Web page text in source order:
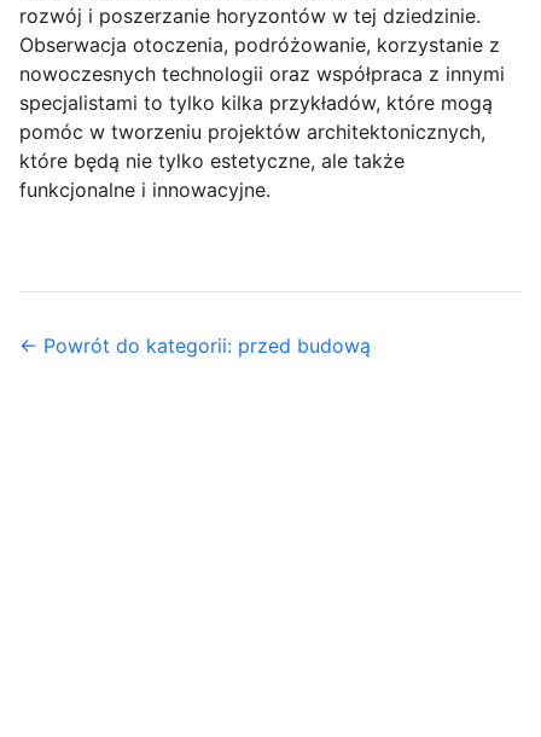
rozwój i poszerzanie horyzontów w tej dziedzinie.
Obserwacja otoczenia, podróżowanie, korzystanie z
nowoczesnych technologii oraz współpraca z innymi
specjalistami to tylko kilka przykładów, które mogą
pomóc w tworzeniu projektów architektonicznych,
które będą nie tylko estetyczne, ale także
funkcjonalne i innowacyjne.
← Powrót do kategorii: przed budową